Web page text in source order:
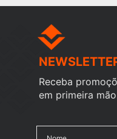
Receba
em primeira